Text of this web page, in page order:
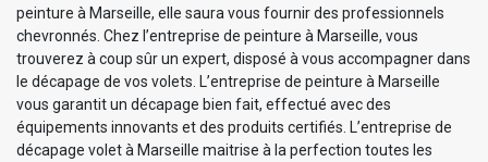
peinture à Marseille, elle saura vous fournir des professionnels
chevronnés. Chez l’entreprise de peinture à Marseille, vous
trouverez à coup sûr un expert, disposé à vous accompagner dans
le décapage de vos volets. L’entreprise de peinture à Marseille
vous garantit un décapage bien fait, effectué avec des
équipements innovants et des produits certifiés. L’entreprise de
décapage volet à Marseille maitrise à la perfection toutes les